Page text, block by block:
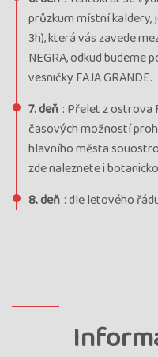
průzkum místní kaldery,
3h), která vás zavede
NEGRA, odkud budeme
vesničky FAJA GRANDE.
7. deň : Přelet z ostrova
časových možností
hlavního města
zde naleznete i
8. deň : dle letového